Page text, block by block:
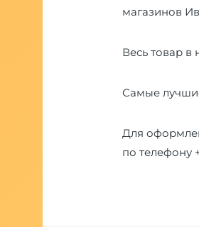
магазинов
Весь товар в
Самые
Для
по телефону